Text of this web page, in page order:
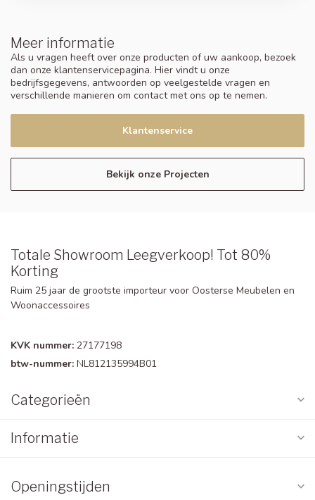
Meer informatie
Als u vragen heeft over onze producten of uw aankoop, bezoek
dan onze klantenservicepagina. Hier vindt u onze
bedrijfsgegevens, antwoorden op veelgestelde vragen en
verschillende manieren om contact met ons op te nemen.
Klantenservice
Bekijk onze Projecten
Totale Showroom Leegverkoop! Tot 80%
Korting
Ruim 25 jaar de grootste importeur voor Oosterse Meubelen en
Woonaccessoires
KVK nummer: 27177198
btw-nummer: NL812135994B01
Categorieën
Informatie
Openingstijden